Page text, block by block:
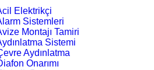
Elektrikçi
Sistemleri
Montajı Tamiri
Sistemi
Aydınlatma
Onarımı